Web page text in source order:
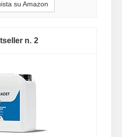
su Amazon
2